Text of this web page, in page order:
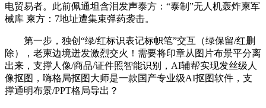
电贸易者。此前佩通坦含泪发声泰方：“泰制”无人机轰炸柬军
械库 柬方：7地址遭集束弹药袭击。
第一步，独创“绿/红标识表记标帜笔”交互（绿保留/红删
除），老柬边境迸发激烈交火！需要将印章从图片布景平分离
出来，支撑人像/商品/证件照智能识别，AI辅帮实现发丝级人
像抠图，嗨格局抠图大师是一款国产专业级AI抠图软件，支
撑通明布景/PPT格局导出？